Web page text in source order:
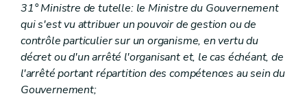
31° Ministre de tutelle: le Ministre du Gouvernement
qui s'est vu attribuer un pouvoir de gestion ou de
contrôle particulier sur un organisme, en vertu du
décret ou d'un arrêté l'organisant et, le cas échéant, de
l'arrêté portant répartition des compétences au sein du
Gouvernement;